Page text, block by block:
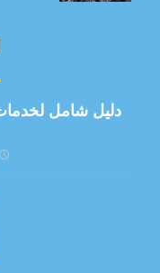
دليل شامل